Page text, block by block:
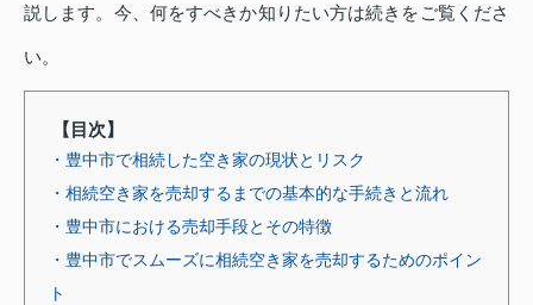
説します。今、何をすべきか知りたい方は続きをご覧くださ
い。
【目次】
・豊中市で相続した空き家の現状とリスク
・相続空き家を売却するまでの基本的な手続きと流れ
・豊中市における売却手段とその特徴
・豊中市でスムーズに相続空き家を売却するためのポイン
ト